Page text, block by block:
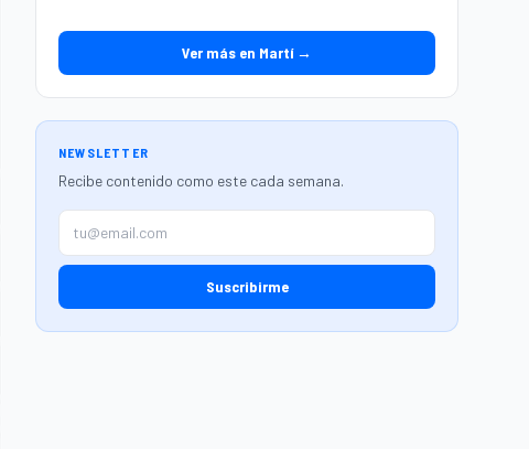
Ver más en Martí →
NEWSLETTER
Recibe contenido como este cada semana.
Suscribirme